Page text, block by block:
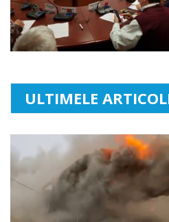
ULTIMELE